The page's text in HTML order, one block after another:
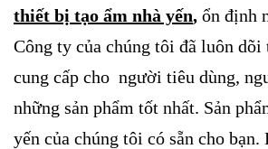
thiết bị tạo ẩm nhà yến, ổn định
Công ty của chúng tôi đã luôn dõi
cung cấp cho người tiêu dùng,
những sản phẩm tốt nhất. Sản
yến của chúng tôi có sẵn cho bạn.